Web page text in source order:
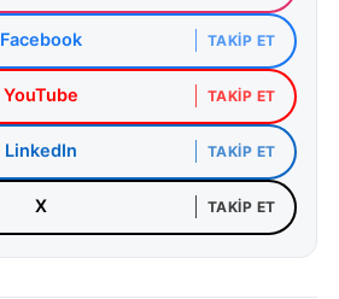
Facebook TAKIP ET
YouTube TAKIP ET
LinkedIn TAKIP ET
X TAKIP ET